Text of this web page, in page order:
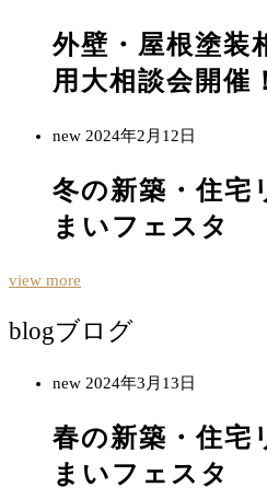
外壁・屋根塗装
用大相談会開催！
new 2024年2月12日
冬の新築・住宅
まいフェスタ
view more
blogブログ
new 2024年3月13日
春の新築・住宅
まいフェスタ